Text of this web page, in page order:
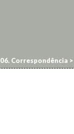
06. Correspondência >